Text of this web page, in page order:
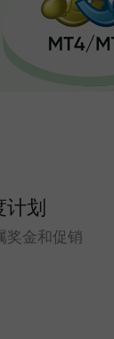
计划
奖金和促销